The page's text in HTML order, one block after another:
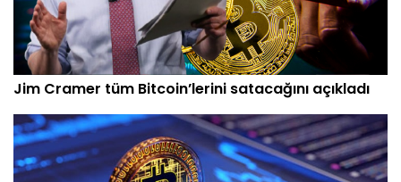
Jim Cramer tüm Bitcoin’lerini satacağını açıkladı